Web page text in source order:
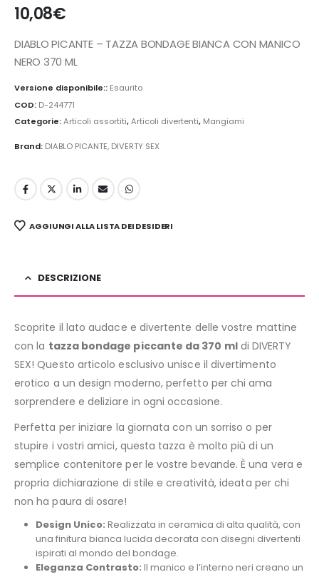
10,08€
DIABLO PICANTE – TAZZA BONDAGE BIANCA CON MANICO
NERO 370 ML
Versione disponibile:: Esaurito
COD: D-244771
Categorie:Articoli assortiti,Articoli divertenti, Mangiami
Brand: DIABLO PICANTE, DIVERTY SEX
AGGIUNGI ALLA LISTA DEI DESIDERI
DESCRIZIONE
Scoprite il lato audace e divertente delle vostre mattine
con la tazza bondage piccante da 370 mldi DIVERTY
SEX! Questo articolo esclusivo unisce il divertimento
erotico a un design moderno, perfetto per chi ama
sorprendere e deliziare in ogni occasione.
Perfetta per iniziare la giornata con un sorriso o per
stupire i vostri amici, questa tazza è molto più di un
semplice contenitore per le vostre bevande. È una vera e
propria dichiarazione di stile e creatività, ideata per chi
non ha paura di osare!
Design Unico: Realizzata in ceramica di alta qualità, con
una finitura bianca lucida decorata con disegni divertenti
ispirati al mondo del bondage.
Eleganza Contrasto: Il manico e l’interno neri creano un